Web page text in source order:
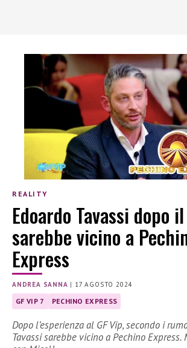
REALITY
Edoardo Tavassi dopo
sarebbe vicino a
Express
ANDREA SANNA | 17 AGOSTO 2024
GF VIP 7 PECHINO EXPRESS
Dopo l’esperienza al GF Vip, secondo i
Tavassi sarebbe vicino a Pechino